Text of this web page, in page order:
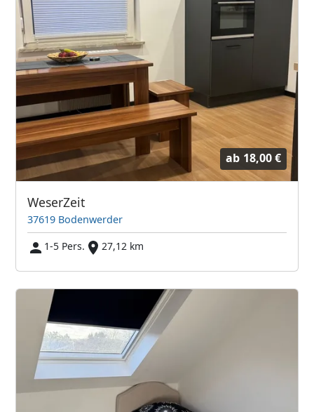
ab 18,00 €
WeserZeit
37619 Bodenwerder
1-5 Pers.
27,12 km